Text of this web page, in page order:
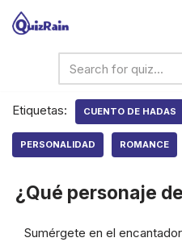
contenido
Etiquetas:
CUENTO DE HADAS
PERSONALIDAD ROMANCE
¿Qué personaje
Sumérgete en el